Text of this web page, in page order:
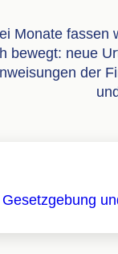
Monate fassen
bewegt: neue
der